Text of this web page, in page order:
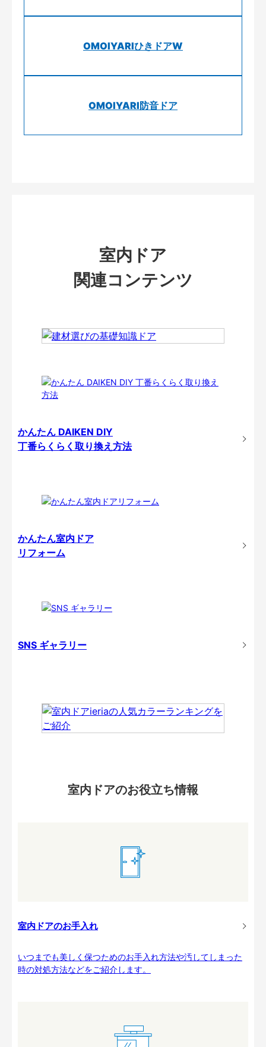
OMOIYARIひきドアW
OMOIYARI防音ドア
室内ドア
関連コンテンツ
かんたん DAIKEN DIY
丁番らくらく取り換え方法
かんたん室内ドア
リフォーム
SNS ギャラリー
室内ドアのお役立ち情報
室内ドアのお手入れ
いつまでも美しく保つためのお手入れ方法や汚してしまった
時の対処方法などをご紹介します。